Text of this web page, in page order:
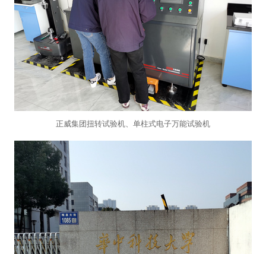
正威集团扭转试验机、单柱式电子万能试验机